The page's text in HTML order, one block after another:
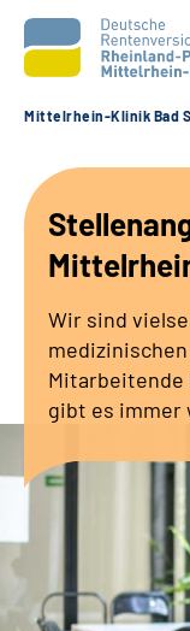
Unsere Angebote
Karriere
Zuweisende &
Leichte Sprache
Mittelrhein-Klinik Bad
Wir sind
Mitarbeitende
gibt es immer